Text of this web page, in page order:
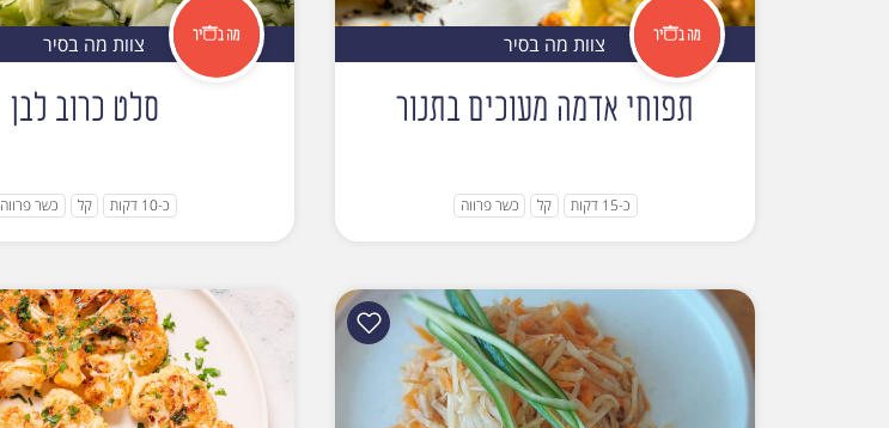
צוות מה בסיר
תפוחי אדמה מעוכים בתנור
כ-15 דקות קל כשר פרווה
צוות מה בסיר
סלט כרוב לבן
כ-10 דקות קל כשר פרווה